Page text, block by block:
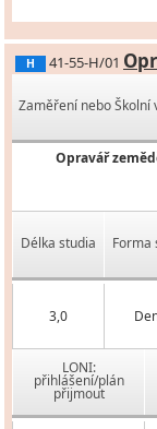
H 41-55-H/01
Zaměření nebo Školní
Opravář
Délka studia Forma
3,0
LONI:
přihlášení/plán
přijmout